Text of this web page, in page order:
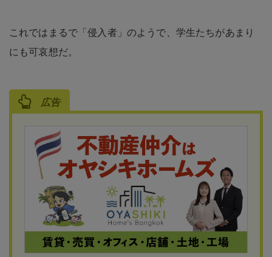
これではまるで「侵入者」のようで、学生たちがあまり
にも可哀想だ。
広告